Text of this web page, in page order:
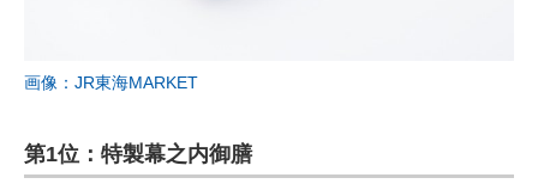
画像：JR東海MARKET
第1位：特製幕之内御膳